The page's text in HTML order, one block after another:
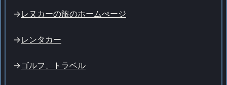
->レヌカーの旅のホームぺージ
->レンタカー
->ゴルフ、トラベル